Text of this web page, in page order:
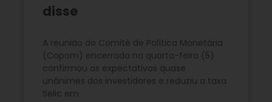
disse
A reunião do Comitê de Política Monetária
(Copom) encerrada na quarta-feira (5)
confirmou as expectativas quase
unânimes dos investidores e reduziu a taxa
Selic em